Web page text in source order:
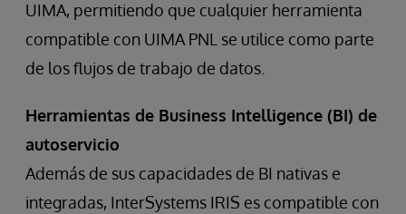
UIMA, permitiendo que cualquier herramienta
compatible con UIMA PNL se utilice como parte
de los flujos de trabajo de datos.
Herramientas de Business Intelligence (BI) de
autoservicio
Además de sus capacidades de BI nativas e
integradas, InterSystems IRIS es compatible con